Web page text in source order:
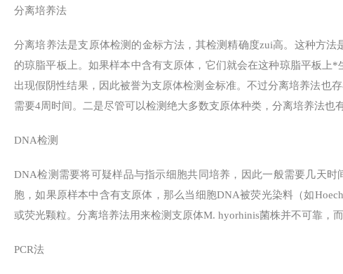
分离培养法
分离培养法是支原体检测的金标方法，其检测精确度zui高。这种方
的琼脂平板上。如果样本中含有支原体，它们就会在这种琼脂平板上
出现假阴性结果，因此被誉为支原体检测金标准。不过分离培养法也
需要4周时间。二是尽管可以检测绝大多数支原体种类，分离培养法也
DNA检测
DNA检测需要将可疑样品与指示细胞共同培养，因此一般需要几天
胞，如果原样本中含有支原体，那么当细胞DNA被荧光染料（如
或荧光颗粒。分离培养法用来检测支原体M. hyorhinis菌株并不可靠，
PCR法